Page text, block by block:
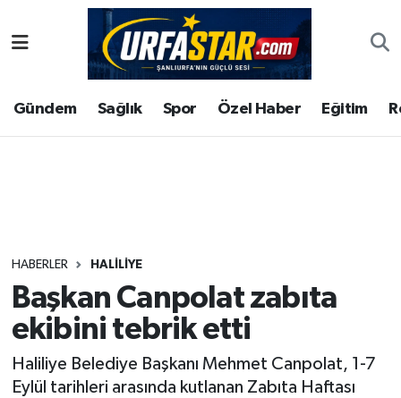
Gündem Sağlık Spor Özel Haber Eğitim
HABERLER HALİLİYE
Başkan Canpolat zabıta
ekibini tebrik etti
Haliliye Belediye Başkanı Mehmet Canpolat, 1-7
Eylül tarihleri arasında kutlanan Zabıta Haftası
ASAYİS
ÇEVRE
Gündem
Kültür
Magazin
Şanlıurfa Nöbetçi Eczaneler
Şanlıurfa Hava Durumu
Tüm Manşetler
Son Dakika Haberleri
Haber Arşivi